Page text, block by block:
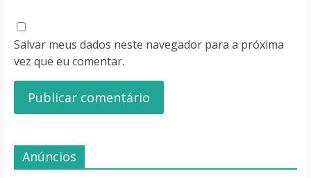
Salvar meus dados neste navegador para a próxima
vez que eu comentar.
Anúncios